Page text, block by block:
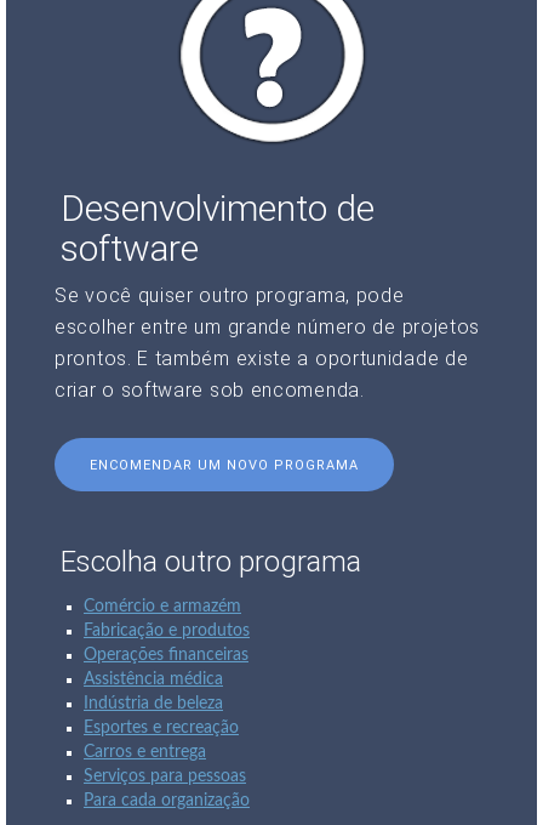
Desenvolvimento de
software
Se você quiser outro programa, pode
escolher entre um grande número de projetos
prontos. E também existe a oportunidade de
criar o software sob encomenda.
ENCOMENDAR UM NOVO PROGRAMA
Escolha outro programa
Comércio e armazém
Fabricação e produtos
Operações financeiras
Assistência médica
Indústria de beleza
Esportes e recreação
Carros e entrega
Serviços para pessoas
Para cada organização